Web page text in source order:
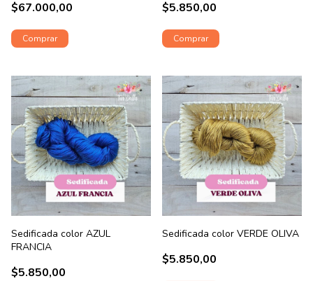
$67.000,00 $5.850,00
Sedificada color AZUL
FRANCIA
$5.850,00
Sedificada color VERDE OLIVA
$5.850,00